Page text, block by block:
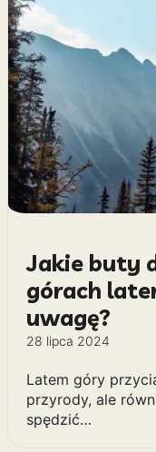
Jakie buty
górach
uwagę?
28 lipca 2024
Latem góry
przyrody, ale
spędzić…